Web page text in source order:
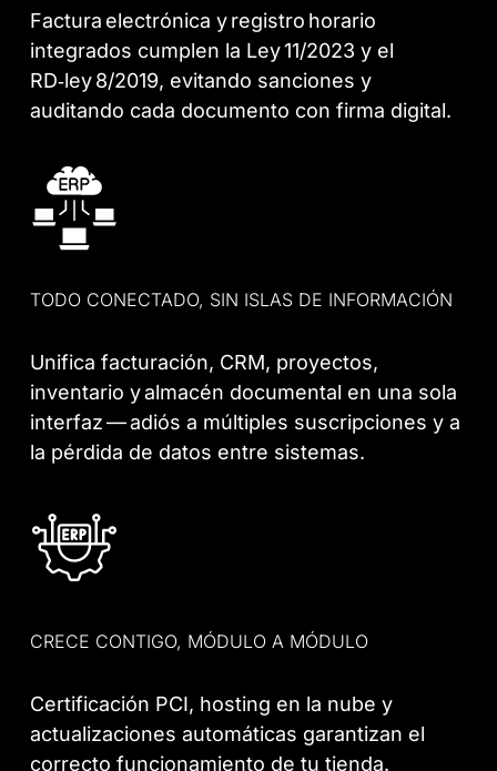
Factura electrónica y registro horario
integrados cumplen la Ley 11/2023 y el
RD‑ley 8/2019, evitando sanciones y
auditando cada documento con firma digital.
TODO CONECTADO, SIN ISLAS DE INFORMACIÓN
Unifica facturación, CRM, proyectos,
inventario y almacén documental en una sola
interfaz — adiós a múltiples suscripciones y a
la pérdida de datos entre sistemas.
CRECE CONTIGO, MÓDULO A MÓDULO
Certificación PCI, hosting en la nube y
actualizaciones automáticas garantizan el
correcto funcionamiento de tu tienda.